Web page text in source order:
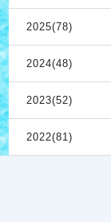
2025(78)
2024(48)
2023(52)
2022(81)